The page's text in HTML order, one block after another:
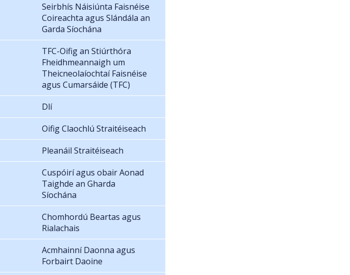
Seirbhís Náisiúnta Faisnéise
Coireachta agus Slándála an
Garda Síochána
TFC-Oifig an Stiúrthóra
Fheidhmeannaigh um
Theicneolaíochtaí Faisnéise
agus Cumarsáide (TFC)
Dlí
Oifig Claochlú Straitéiseach
Pleanáil Straitéiseach
Cuspóirí agus obair Aonad
Taighde an Gharda
Síochána
Chomhordú Beartas agus
Rialachais
Acmhainní Daonna agus
Forbairt Daoine